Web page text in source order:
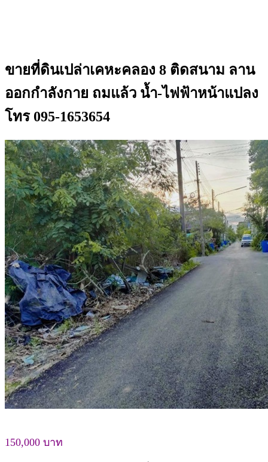
ขายที่ดินเปล่าเคหะคลอง 8 ติดสนาม ลาน
ออกกำลังกาย ถมแล้ว น้ำ-ไฟฟ้าหน้าแปลง
โทร 095-1653654
150,000 บาท